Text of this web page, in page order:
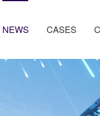
NEWS CASES